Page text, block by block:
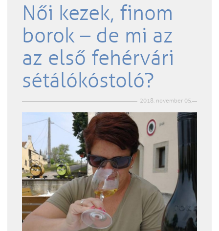
Női kezek, finom
borok – de mi az
az első fehérvári
sétálókóstoló?
2018. november 05.